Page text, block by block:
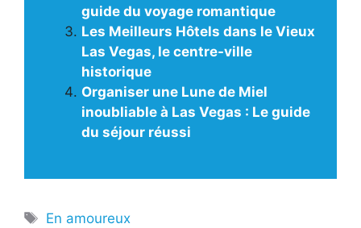
guide du voyage romantique
Les Meilleurs Hôtels dans le Vieux
Las Vegas, le centre-ville
historique
Organiser une Lune de Miel
inoubliable à Las Vegas : Le guide
du séjour réussi
Étiquettes
En amoureux